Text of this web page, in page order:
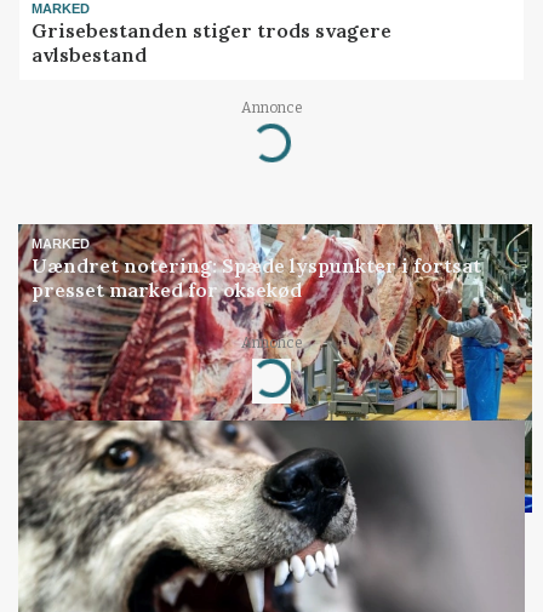
MARKED
Grisebestanden stiger trods svagere
avlsbestand
Annonce
Loading...
MARKED
Uændret notering: Spæde lyspunkter i fortsat
presset marked for oksekød
Annonce
Loading...